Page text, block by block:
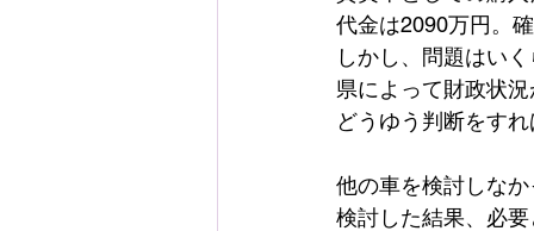
代金は2090万円。
しかし、問題はい
県によって財政状
どうゆう判断をす
他の車を検討しな
検討した結果、必